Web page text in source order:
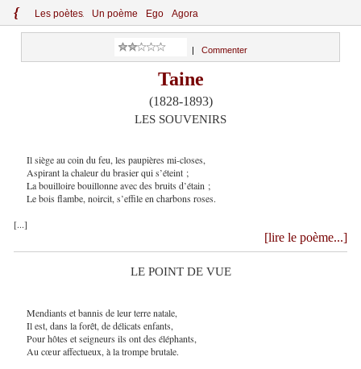
{ Les poètes Un poème Ego Agora
Commenter
Taine
(1828-1893)
LES SOUVENIRS
Il siège au coin du feu, les paupières mi-closes,
Aspirant la chaleur du brasier qui s’éteint ;
La bouilloire bouillonne avec des bruits d’étain ;
Le bois flambe, noircit, s’effile en charbons roses.
[...]
[lire le poème...]
LE POINT DE VUE
Mendiants et bannis de leur terre natale,
Il est, dans la forêt, de délicats enfants,
Pour hôtes et seigneurs ils ont des éléphants,
Au cœur affectueux, à la trompe brutale.